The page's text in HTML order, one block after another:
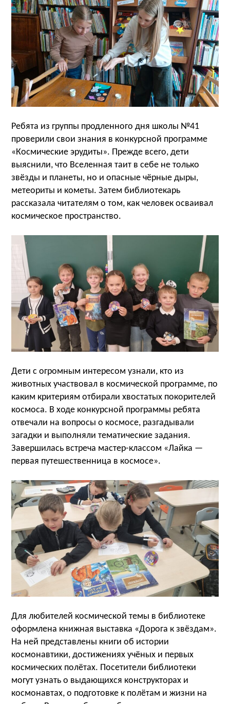
Ребята из группы продленного дня школы №41
проверили свои знания в конкурсной программе
«Космические эрудиты». Прежде всего, дети
выяснили, что Вселенная таит в себе не только
звёзды и планеты, но и опасные чёрные дыры,
метеориты и кометы. Затем библиотекарь
рассказала читателям о том, как человек осваивал
космическое пространство.
Дети с огромным интересом узнали, кто из
животных участвовал в космической программе, по
каким критериям отбирали хвостатых покорителей
космоса. В ходе конкурсной программы ребята
отвечали на вопросы о космосе, разгадывали
загадки и выполняли тематические задания.
Завершилась встреча мастер-классом «Лайка —
первая путешественница в космосе».
Для любителей космической темы в библиотеке
оформлена книжная выставка «Дорога к звёздам».
На ней представлены книги об истории
космонавтики, достижениях учёных и первых
космических полётах. Посетители библиотеки
могут узнать о выдающихся конструкторах и
космонавтах, о подготовке к полётам и жизни на